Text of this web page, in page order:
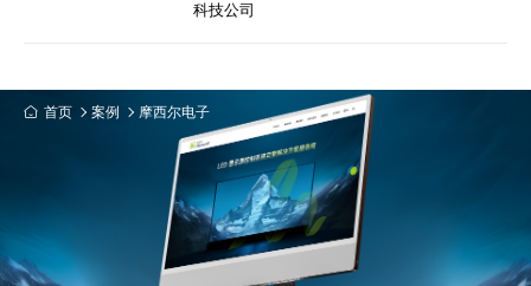
科技公司
首页 案例 摩西尔电子